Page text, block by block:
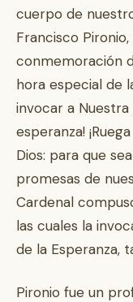
cuerpo de
Francisco
conmemoración
hora especial de
invocar a
esperanza!
Dios: para que
promesas de
Cardenal
las cuales la
de la Esperanza,
Pironio fue un